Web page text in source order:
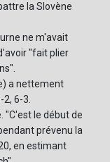
la Slovène
ne m'avait
"fait plier
a nettement
2, 6-3.
"C'est le début de
prévenu la
en estimant